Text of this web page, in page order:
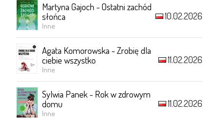
Martyna Gajoch - Ostatni zachód
słońca
Inne
10.02.2026
Agata Komorowska - Zrobię dla
ciebie wszystko
Inne
11.02.2026
Sylwia Panek - Rok w zdrowym
domu
Inne
11.02.2026